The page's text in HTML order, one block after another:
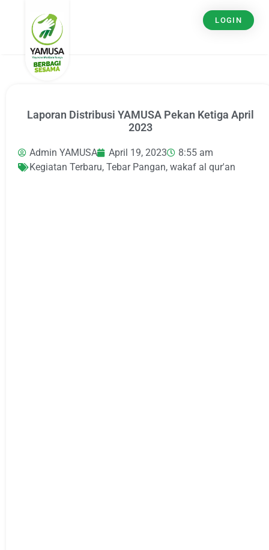
LOGIN
Laporan Distribusi YAMUSA Pekan Ketiga April
2023
Admin YAMUSA April 19, 2023
8:55 am
Kegiatan Terbaru, Tebar Pangan, wakaf al qur'an